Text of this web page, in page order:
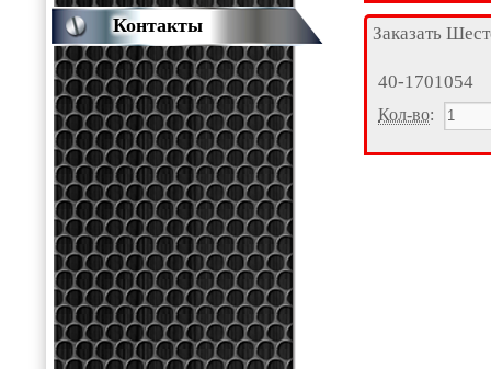
Заказать
40-1701054
Кол-во:
Контакты